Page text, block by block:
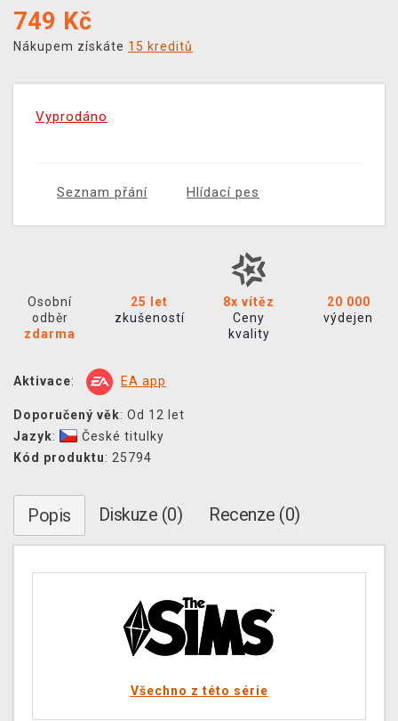
749 Kč
Nákupem získáte 15 kreditů
Vyprodáno
Seznam přání Hlídací pes
Osobní
odběr
zdarma
25 let
zkušeností
8x vítěz
Ceny
kvality
20 000
výdejen
Aktivace: EA app
Doporučený věk: Od 12 let
Jazyk:
České titulky
Kód produktu: 25794
Popis Diskuze (0) Recenze (0)
Všechno z této série